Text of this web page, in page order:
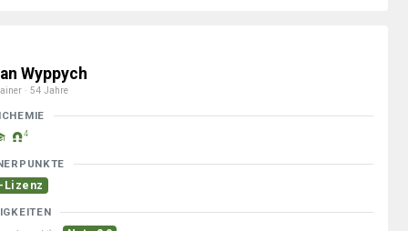
Wyppych
· 54 Jahre
4
Lizenz